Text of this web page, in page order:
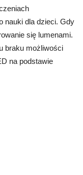
nauki dla dzieci. Gdy
się lumenami.
braku możliwości
na podstawie